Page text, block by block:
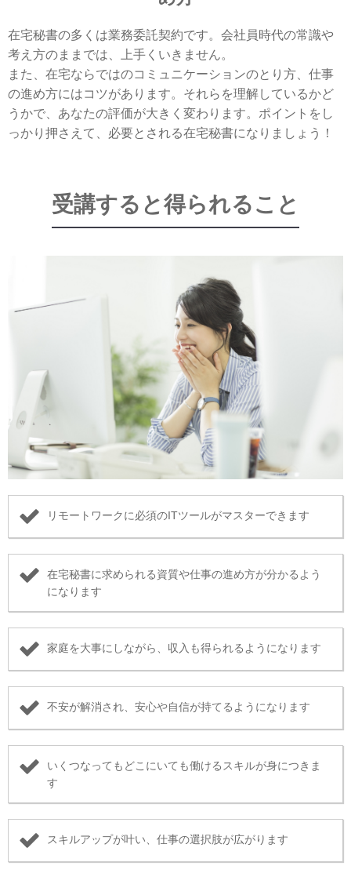
在宅秘書の多くは業務委託契約です。会社員時代の常識や
考え方のままでは、上手くいきません。
また、在宅ならではのコミュニケーションのとり方、仕事
の進め方にはコツがあります。それらを理解しているかど
うかで、あなたの評価が大きく変わります。ポイントをし
っかり押さえて、必要とされる在宅秘書になりましょう！
受講すると得られること
リモートワークに必須のITツールがマスターできます
在宅秘書に求められる資質や仕事の進め方が分かるよう
になります
家庭を大事にしながら、収入も得られるようになります
不安が解消され、安心や自信が持てるようになります
いくつなってもどこにいても働けるスキルが身につきま
す
スキルアップが叶い、仕事の選択肢が広がります